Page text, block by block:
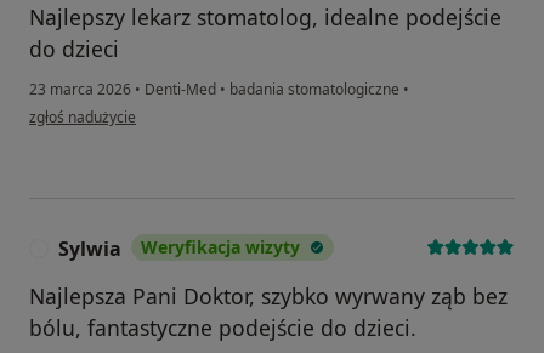
Najlepszy lekarz stomatolog, idealne podejście
do dzieci
23 marca 2026 • Denti-Med • badania stomatologiczne •
w opinii użytkownika Karyna
zgłoś nadużycie
Sylwia Weryfikacja wizyty
Najlepsza Pani Doktor, szybko wyrwany ząb bez
bólu, fantastyczne podejście do dzieci.